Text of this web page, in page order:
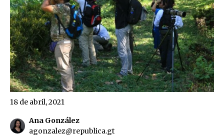
Ana González
agonzalez@republica.gt
18 de abril, 2021